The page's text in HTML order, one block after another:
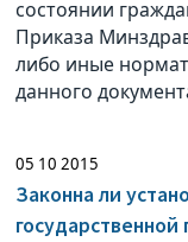
состоянии
Приказа
либо иные
данного
05 10 2015
Законна ли
государственной